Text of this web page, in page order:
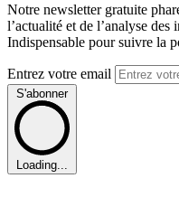
Notre newsletter gratuite
l’actualité et de l’analyse des
Indispensable pour suivre la
Entrez votre email
S'abonner
Loading...